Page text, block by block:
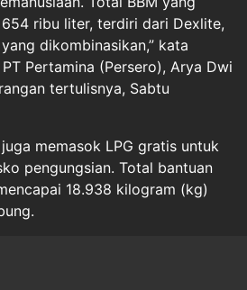
ribu liter, terdiri dari Dexlite,
dikombinasikan,” kata
Pertamina (Persero), Arya Dwi
tertulisnya, Sabtu
memasok LPG gratis untuk
pengungsian. Total bantuan
18.938 kilogram (kg)